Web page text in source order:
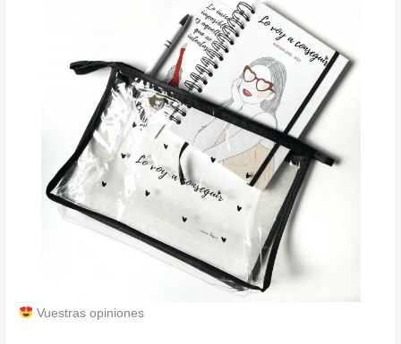
Vuestras opiniones